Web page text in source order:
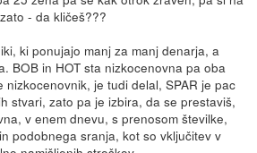
- da kličeš???
ki ponujajo manj za manj denarja, a
BOB in HOT sta nizkocenovna pa oba
je tudi delal, SPAR je pac
stvari, zato pa je izbira, da se prestaviš,
v enem dnevu, s prenosom številke,
podobnega sranja, kot so vključitev v